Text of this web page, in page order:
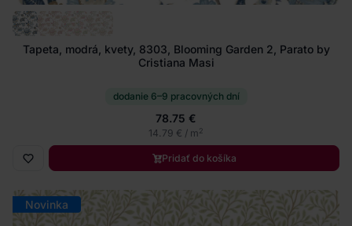
Tapeta, modrá, kvety, 8303, Blooming Garden 2, Parato by
Cristiana Masi
dodanie 6–9 pracovných dní
78.75 €
14.79 € / m2
Pridať do košíka
Novinka